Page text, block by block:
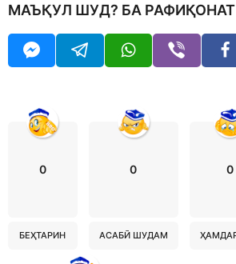
МАЪҚУЛ ШУД? БА
0
БЕҲТАРИН
0
АСАБӢ ШУДАМ
0